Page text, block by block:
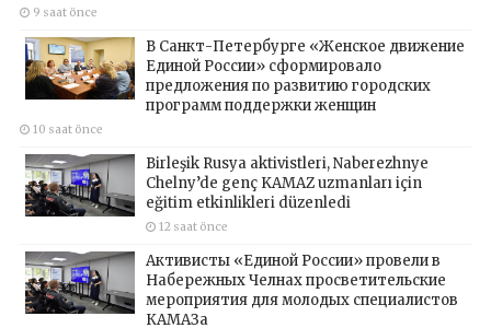
9 saat önce
В Санкт-Петербурге «Женское движение
Единой России» сформировало
предложения по развитию городских
программ поддержки женщин
10 saat önce
Birleşik Rusya aktivistleri, Naberezhnye
Chelny’de genç KAMAZ uzmanları için
eğitim etkinlikleri düzenledi
12 saat önce
Активисты «Единой России» провели в
Набережных Челнах просветительские
мероприятия для молодых специалистов
КАМАЗа